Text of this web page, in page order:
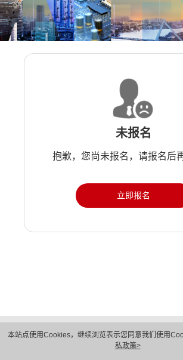
本站点使用Cookies，继续浏览表示您同意我们使用
私政策>
未报名
抱歉，您尚未报名，请报名后
立即报名
隐私保护
法律声明